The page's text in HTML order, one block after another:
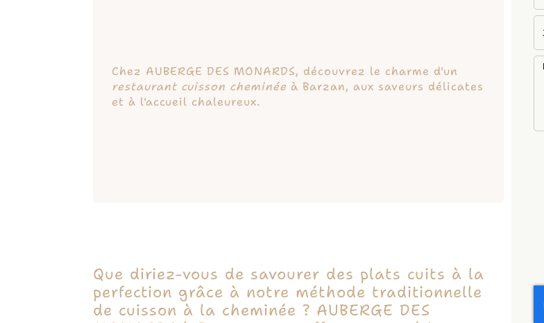
Chez AUBERGE DES MONARDS, découvrez le charme d'un
restaurant cuisson cheminée à Barzan, aux saveurs délicates
et à l'accueil chaleureux.
Que diriez-vous de savourer des plats cuits à la
perfection grâce à notre méthode traditionnelle
de cuisson à la cheminée ? AUBERGE DES